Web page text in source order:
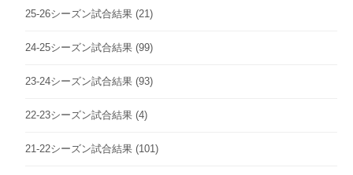
25-26シーズン試合結果 (21)
24-25シーズン試合結果 (99)
23-24シーズン試合結果 (93)
22-23シーズン試合結果 (4)
21-22シーズン試合結果 (101)